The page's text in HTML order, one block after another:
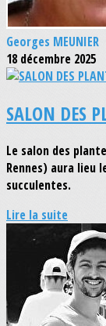
Georges MEUNIER
18 décembre 2025
SALON DES
Le salon des
Rennes) aura lieu
succulentes.
Lire la suite